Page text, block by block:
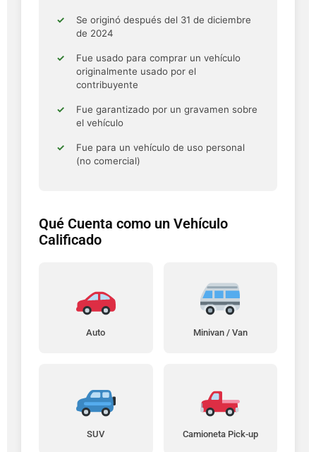
Se originó después del 31 de diciembre
de 2024
Fue usado para comprar un vehículo
originalmente usado por el
contribuyente
Fue garantizado por un gravamen sobre
el vehículo
Fue para un vehículo de uso personal
(no comercial)
Qué Cuenta como un Vehículo
Calificado
Auto Minivan / Van
SUV Camioneta Pick-up